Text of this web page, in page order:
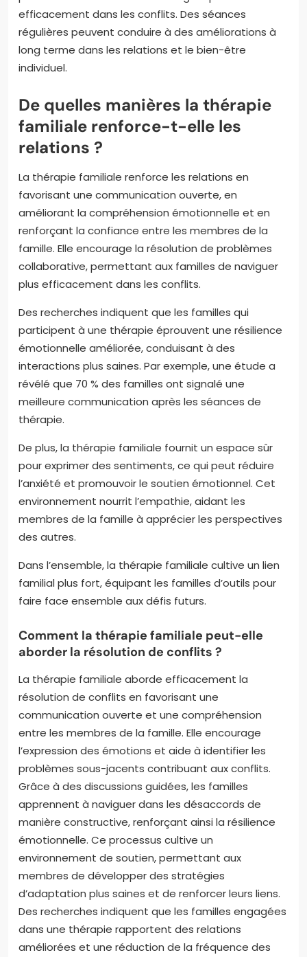
efficacement dans les conflits. Des séances
régulières peuvent conduire à des améliorations à
long terme dans les relations et le bien-être
individuel.
De quelles manières la thérapie
familiale renforce-t-elle les
relations ?
La thérapie familiale renforce les relations en
favorisant une communication ouverte, en
améliorant la compréhension émotionnelle et en
renforçant la confiance entre les membres de la
famille. Elle encourage la résolution de problèmes
collaborative, permettant aux familles de naviguer
plus efficacement dans les conflits.
Des recherches indiquent que les familles qui
participent à une thérapie éprouvent une résilience
émotionnelle améliorée, conduisant à des
interactions plus saines. Par exemple, une étude a
révélé que 70 % des familles ont signalé une
meilleure communication après les séances de
thérapie.
De plus, la thérapie familiale fournit un espace sûr
pour exprimer des sentiments, ce qui peut réduire
l’anxiété et promouvoir le soutien émotionnel. Cet
environnement nourrit l’empathie, aidant les
membres de la famille à apprécier les perspectives
des autres.
Dans l’ensemble, la thérapie familiale cultive un lien
familial plus fort, équipant les familles d’outils pour
faire face ensemble aux défis futurs.
Comment la thérapie familiale peut-elle
aborder la résolution de conflits ?
La thérapie familiale aborde efficacement la
résolution de conflits en favorisant une
communication ouverte et une compréhension
entre les membres de la famille. Elle encourage
l’expression des émotions et aide à identifier les
problèmes sous-jacents contribuant aux conflits.
Grâce à des discussions guidées, les familles
apprennent à naviguer dans les désaccords de
manière constructive, renforçant ainsi la résilience
émotionnelle. Ce processus cultive un
environnement de soutien, permettant aux
membres de développer des stratégies
d’adaptation plus saines et de renforcer leurs liens.
Des recherches indiquent que les familles engagées
dans une thérapie rapportent des relations
améliorées et une réduction de la fréquence des